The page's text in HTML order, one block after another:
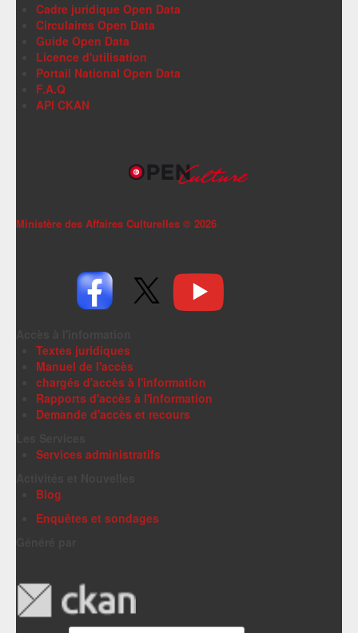
Cadre juridique Open Data
Circulaires Open Data
Guide Open Data
Licence d'utilisation
Portail National Open Data
F.A.Q
API CKAN
Ministère des Affaires Culturelles © 2026
Textes juridiques
Manuel de l'accès
chargés d'accès à l'information
Rapports d'accès à l'information
Demande d'accès et recours
Services administratifs
Blog
Enquêtes et sondages